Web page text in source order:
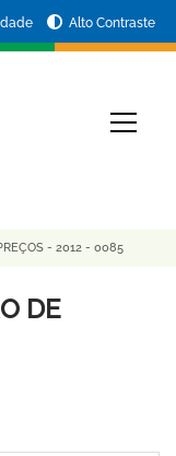
Alto Contraste
- 2012 - 0085
DE